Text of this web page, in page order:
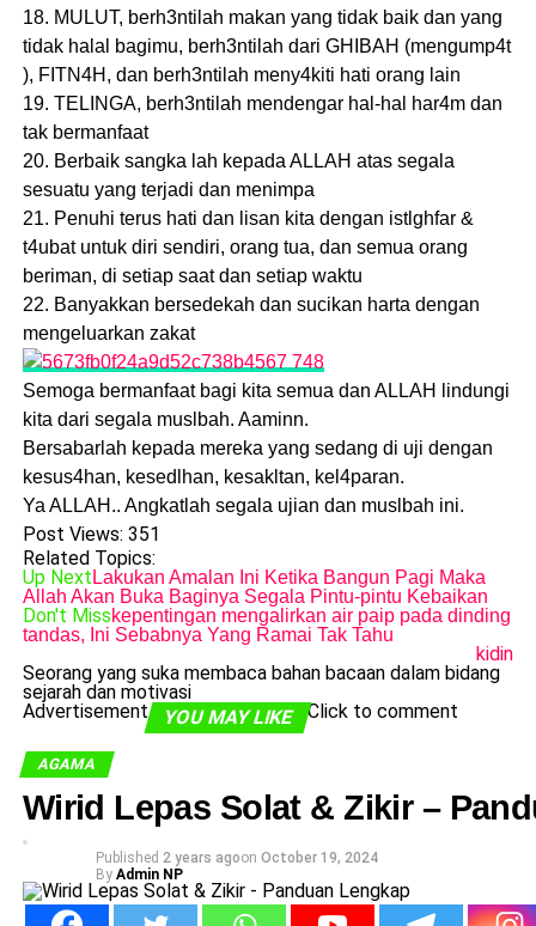
18. MULUT, berh3ntilah makan yang tidak baik dan yang
tidak halal bagimu, berh3ntilah dari GHIBAH (mengump4t
), FITN4H, dan berh3ntilah meny4kiti hati orang lain
19. TELINGA, berh3ntilah mendengar hal-hal har4m dan
tak bermanfaat
20. Berbaik sangka lah kepada ALLAH atas segala
sesuatu yang terjadi dan menimpa
21. Penuhi terus hati dan lisan kita dengan istlghfar &
t4ubat untuk diri sendiri, orang tua, dan semua orang
beriman, di setiap saat dan setiap waktu
22. Banyakkan bersedekah dan sucikan harta dengan
mengeluarkan zakat
Semoga bermanfaat bagi kita semua dan ALLAH lindungi
kita dari segala muslbah. Aaminn.
Bersabarlah kepada mereka yang sedang di uji dengan
kesus4han, kesedlhan, kesakltan, kel4paran.
Ya ALLAH.. Angkatlah segala ujian dan muslbah ini.
Post Views: 351
Related Topics:
Up Next Lakukan Amalan Ini Ketika Bangun Pagi Maka
Allah Akan Buka Baginya Segala Pintu-pintu Kebaikan
Don't Misskepentingan mengalirkan air paip pada dinding
tandas, Ini Sebabnya Yang Ramai Tak Tahu
kidin
Seorang yang suka membaca bahan bacaan dalam bidang
sejarah dan motivasi
Advertisement
YOU MAY LIKE Click to comment
AGAMA
Wirid Lepas Solat & Zikir –
Published 2 years agoon October 19, 2024
By Admin NP